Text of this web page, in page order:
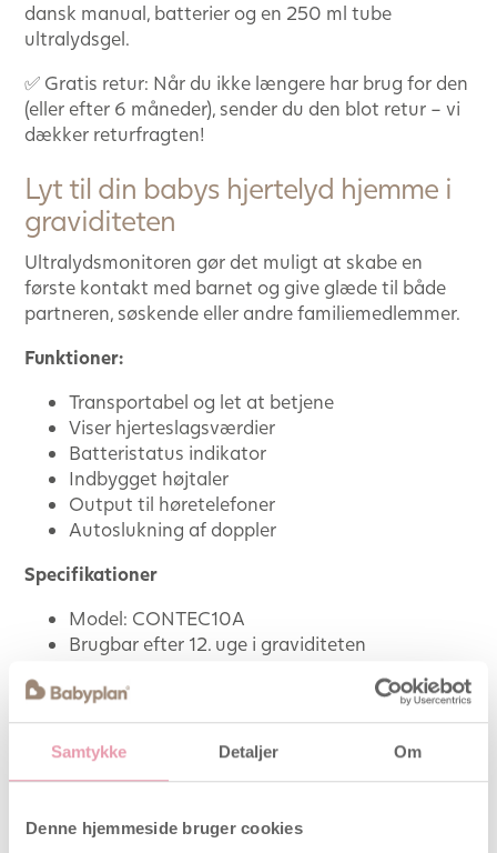
Samtykke Detaljer Om
Denne hjemmeside bruger cookies
dansk manual, batterier og en 250 ml tube
ultralydsgel.
✅ Gratis retur: Når du ikke længere har brug for den
(eller efter 6 måneder), sender du den blot retur – vi
dækker returfragten!
Lyt til din babys hjertelyd hjemme i
graviditeten
Ultralydsmonitoren gør det muligt at skabe en
første kontakt med barnet og give glæde til både
partneren, søskende eller andre familiemedlemmer.
Funktioner:
Transportabel og let at betjene
Viser hjerteslagsværdier
Batteristatus indikator
Indbygget højtaler
Output til høretelefoner
Autoslukning af doppler
Specifikationer
Model: CONTEC10A
Brugbar efter 12. uge i graviditeten
LED display
Fysisk størrelse: 157mm x 99mm x 27mm
Vægt: 207 g inkl. batterier
Pakken indeholder: